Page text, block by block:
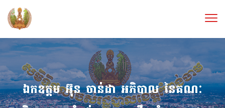
ឯកឧត្ដម អ៊ុន ចាន់ដា អភិបាល នៃគណៈ